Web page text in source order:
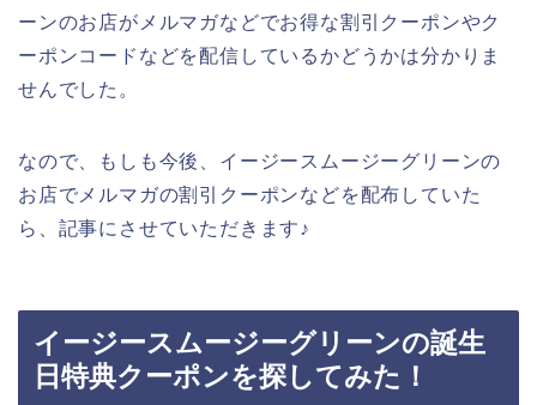
ーンのお店がメルマガなどでお得な割引クーポンやク
ーポンコードなどを配信しているかどうかは分かりま
せんでした。
なので、もしも今後、イージースムージーグリーンの
お店でメルマガの割引クーポンなどを配布していた
ら、記事にさせていただきます♪
イージースムージーグリーンの誕生
日特典クーポンを探してみた！